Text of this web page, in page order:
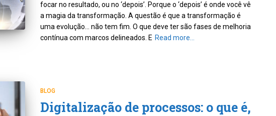
focar no resultado, ou no ‘depois’. Porque o ‘depois’ é onde você vê
a magia da transformação. A questão é que a transformação é
uma evolução… não tem fim. O que deve ter são fases de melhoria
contínua com marcos delineados. E Read more…
BLOG
Digitalização de processos: o que é,